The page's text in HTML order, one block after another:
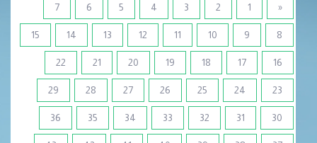
«
1
2
3
4
5
6
7
8
9
10
11
12
13
14
15
16
17
18
19
20
21
22
23
24
25
26
27
28
29
30
31
32
33
34
35
36